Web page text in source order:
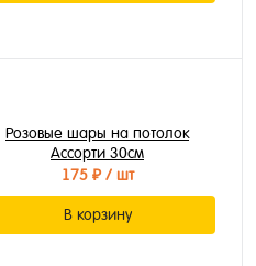
Розовые шары на потолок
Ассорти 30см
175 ₽/ шт
В корзину